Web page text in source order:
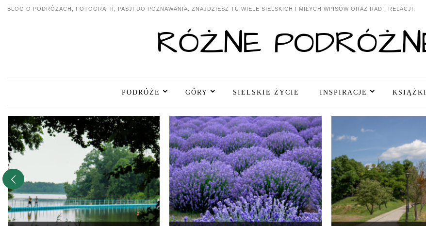
BLOG O PODRÓŻACH, FOTOGRAFII, PASJI DO POZNAWANIA. ZNAJDZIESZ TU WIELE SIELSKICH I MIŁYCH WPISÓW ORAZ RAD I RELACJI.
PODRÓŻE GÓRY SIELSKIE ŻYCIE INSPIRACJE KSIĄŻKI